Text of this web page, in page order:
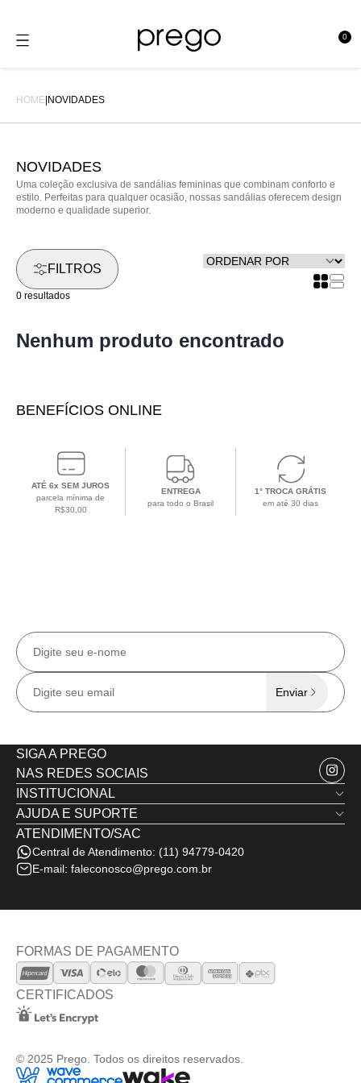
0
HOME|NOVIDADES
NOVIDADES
Uma coleção exclusiva de sandálias femininas que combinam conforto e
estilo. Perfeitas para qualquer ocasião, nossas sandálias oferecem design
moderno e qualidade superior.
FILTROS
0 resultados
Nenhum produto encontrado
BENEFÍCIOS ONLINE
ATÉ 6x SEM JUROS
parcela mínima de
R$30,00
ENTREGA
para todo o Brasil
1° TROCA GRÁTIS
em até 30 dias
Enviar
SIGA A PREGO
NAS REDES SOCIAIS
INSTITUCIONAL
Quem Somos
Nossas Lojas
Minha Conta
AJUDA E SUPORTE
Trocas e Devoluções
Política de Privacidade
Termos de Uso
ATENDIMENTO/SAC
Central de Atendimento: (11) 94779-0420
E-mail: faleconosco@prego.com.br
FORMAS DE PAGAMENTO
CERTIFICADOS
© 2025 Prego. Todos os direitos reservados.